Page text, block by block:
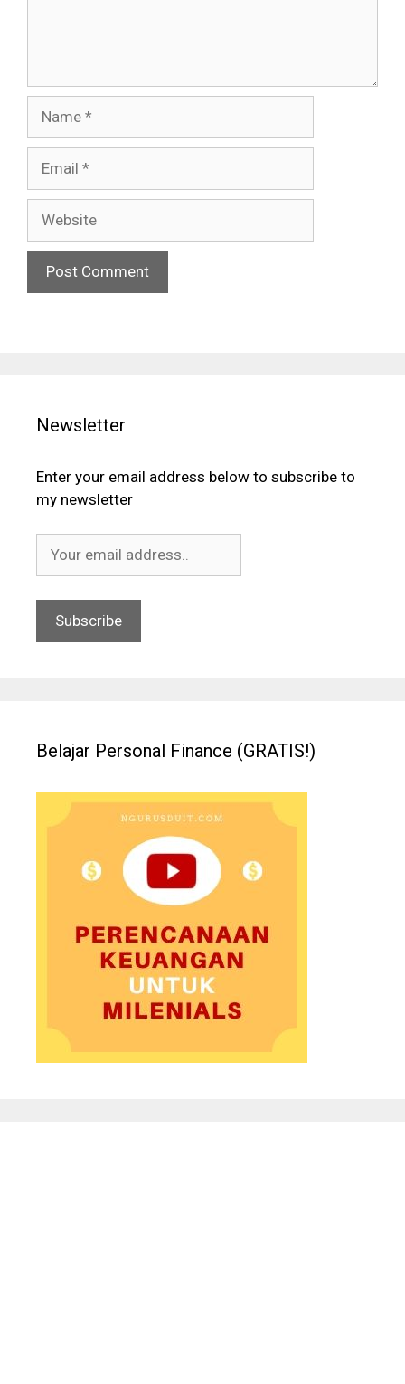
Newsletter
Enter your email address below to subscribe to
my newsletter
Belajar Personal Finance (GRATIS!)